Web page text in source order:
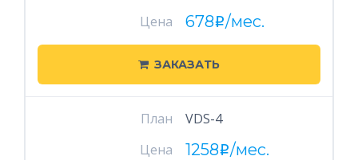
Цена
678i/мес.
ЗАКАЗАТЬ
План
VDS-4
Цена
1258i/мес.